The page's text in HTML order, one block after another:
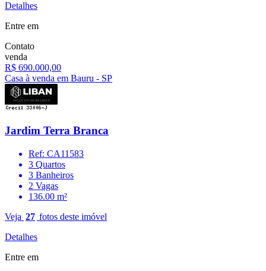
Detalhes
Entre em
Contato
venda
R$ 690.000,00
Casa à venda em Bauru - SP
Jardim Terra Branca
Ref: CA11583
3 Quartos
3 Banheiros
2 Vagas
136.00 m²
Veja 27 fotos deste imóvel
Detalhes
Entre em